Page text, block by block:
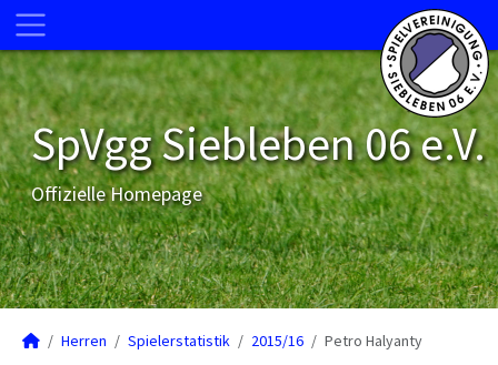
SpVgg Siebleben 06 e.V.
Offizielle Homepage
Herren Spielerstatistik 2015/16 Petro Halyanty